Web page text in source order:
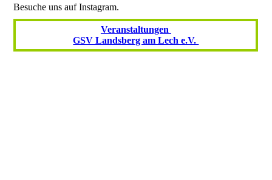
Besuche uns auf Instagram.
Veranstaltungen
GSV Landsberg am Lech e.V.